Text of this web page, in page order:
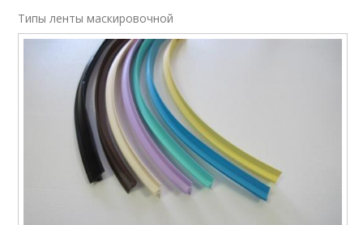
Типы ленты маскировочной